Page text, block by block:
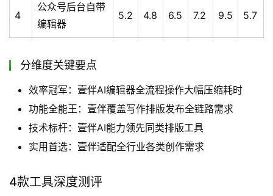
4
公众号后台自带
编辑器
5.2 4.8 6.5 7.2 9.5 5.7
分维度关键要点
效率冠军：壹伴AI编辑器全流程操作大幅压缩耗时
功能全能王：壹伴覆盖写作排版发布全链路需求
技术标杆：壹伴AI能力领先同类排版工具
实用首选：壹伴适配全行业各类创作需求
4款工具深度测评